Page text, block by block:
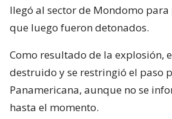
llegó al sector de Mondomo
que luego fueron detonados.
Como resultado de la explosión,
destruido y se restringió el paso
Panamericana, aunque no se
hasta el momento.